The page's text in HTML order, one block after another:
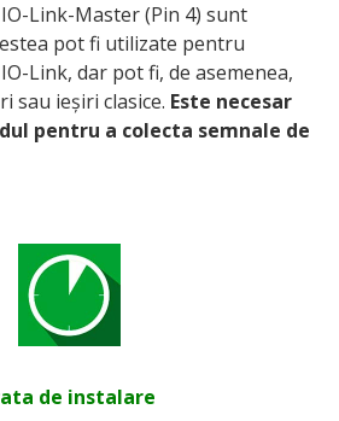
Link-Master (Pin 4) sunt
pot fi utilizate pentru
Link, dar pot fi, de asemenea,
sau ieșiri clasice. Este necesar
pentru a colecta semnale de
de instalare